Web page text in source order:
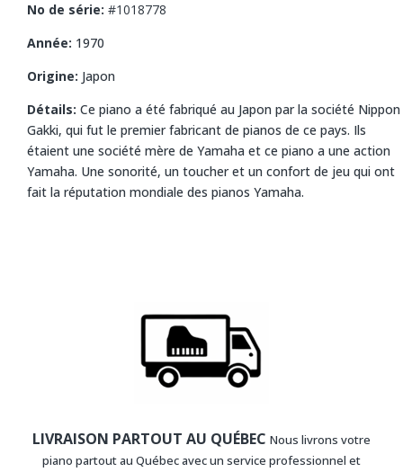
No de série: #1018778
Année: 1970
Origine: Japon
Détails: Ce piano a été fabriqué au Japon par la société Nippon
Gakki, qui fut le premier fabricant de pianos de ce pays. Ils
étaient une société mère de Yamaha et ce piano a une action
Yamaha. Une sonorité, un toucher et un confort de jeu qui ont
fait la réputation mondiale des pianos Yamaha.
LIVRAISON PARTOUT AU QUÉBEC Nous livrons votre
piano partout au Québec avec un service professionnel et